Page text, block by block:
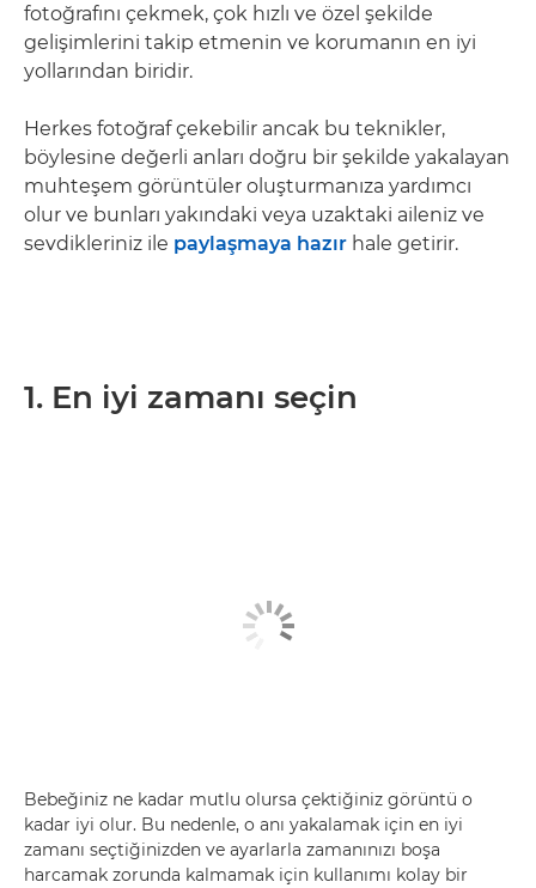
fotoğrafını çekmek, çok hızlı ve özel şekilde
gelişimlerini takip etmenin ve korumanın en iyi
yollarından biridir.
Herkes fotoğraf çekebilir ancak bu teknikler,
böylesine değerli anları doğru bir şekilde yakalayan
muhteşem görüntüler oluşturmanıza yardımcı
olur ve bunları yakındaki veya uzaktaki aileniz ve
sevdikleriniz ile paylaşmaya hazır hale getirir.
1. En iyi zamanı seçin
Bebeğiniz ne kadar mutlu olursa çektiğiniz görüntü o
kadar iyi olur. Bu nedenle, o anı yakalamak için en iyi
zamanı seçtiğinizden ve ayarlarla zamanınızı boşa
harcamak zorunda kalmamak için kullanımı kolay bir